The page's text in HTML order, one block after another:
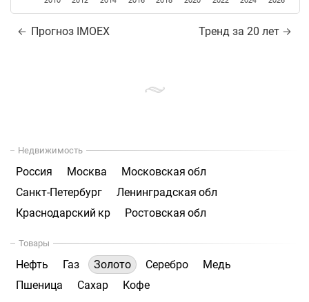
Прогноз IMOEX Тренд за 20 лет
Недвижимость
Россия Москва
Московская обл
Санкт-Петербург
Ленинградская обл
Краснодарский кр
Ростовская обл
Товары
Нефть Газ Золото Серебро
Медь
Пшеница
Сахар Кофе